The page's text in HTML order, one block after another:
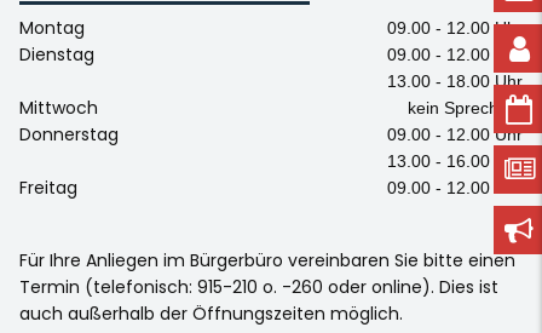
Montag 09.00 - 12.00 Uhr
Dienstag
09.00 - 12.00 Uhr
13.00 - 18.00 Uhr
Mittwoch kein Sprechtag
Donnerstag
09.00 - 12.00 Uhr
13.00 - 16.00 Uhr
Freitag 09.00 - 12.00 Uhr
Für Ihre Anliegen im Bürgerbüro vereinbaren Sie bitte einen
Termin (telefonisch: 915-210 o. -260 oder online). Dies ist
auch außerhalb der Öffnungszeiten möglich.